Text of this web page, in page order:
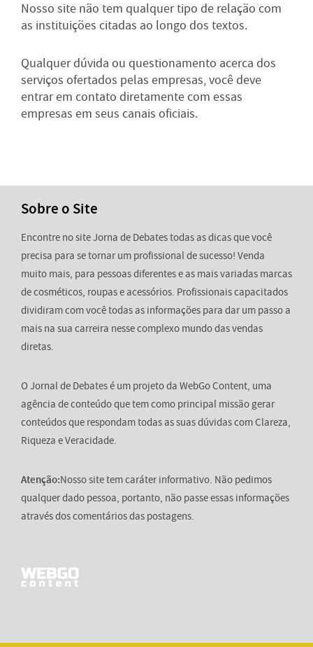
Nosso site não tem qualquer tipo de relação com
as instituições citadas ao longo dos textos.
Qualquer dúvida ou questionamento acerca dos
serviços ofertados pelas empresas, você deve
entrar em contato diretamente com essas
empresas em seus canais oficiais.
Sobre o Site
Encontre no site Jorna de Debates todas as dicas que você
precisa para se tornar um profissional de sucesso! Venda
muito mais, para pessoas diferentes e as mais variadas marcas
de cosméticos, roupas e acessórios. Profissionais capacitados
dividiram com você todas as informações para dar um passo a
mais na sua carreira nesse complexo mundo das vendas
diretas.
O Jornal de Debates é um projeto da WebGo Content, uma
agência de conteúdo que tem como principal missão gerar
conteúdos que respondam todas as suas dúvidas com Clareza,
Riqueza e Veracidade.
Atenção:Nosso site tem caráter informativo. Não pedimos
qualquer dado pessoa, portanto, não passe essas informações
através dos comentários das postagens.